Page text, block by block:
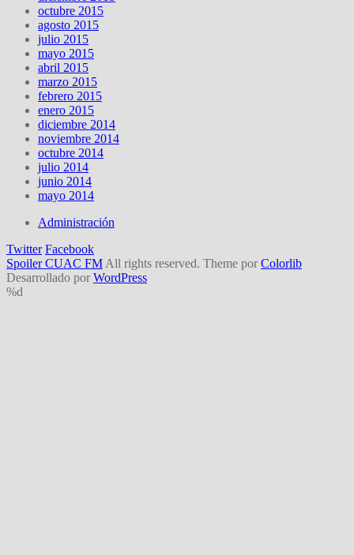
octubre 2015
agosto 2015
julio 2015
mayo 2015
abril 2015
marzo 2015
febrero 2015
enero 2015
diciembre 2014
noviembre 2014
octubre 2014
julio 2014
junio 2014
mayo 2014
Administración
Twitter Facebook
Spoiler CUAC FM All rights reserved. Theme por Colorlib
Desarrollado por WordPress
%d